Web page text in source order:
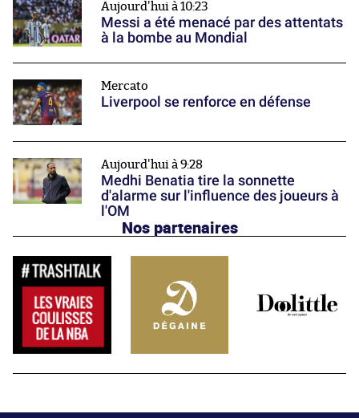
Aujourd'hui à 10:23
Messi a été menacé par des attentats
à la bombe au Mondial
Mercato
Liverpool se renforce en défense
Aujourd'hui à 9:28
Medhi Benatia tire la sonnette
d'alarme sur l'influence des joueurs à
l'OM
Nos partenaires